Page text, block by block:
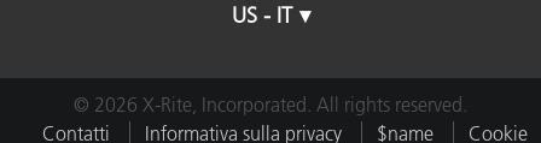
US - IT
© 2026 X-Rite, Incorporated. All rights reserved.
Contatti
Informativa sulla privacy $name Cookie